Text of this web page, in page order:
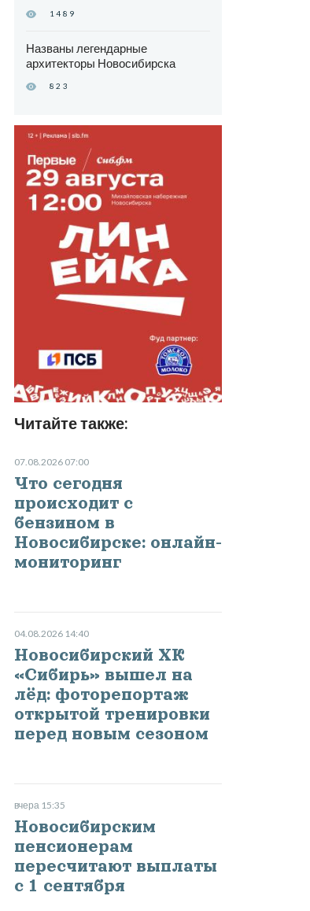
0
1489
Названы легендарные
архитекторы Новосибирска
823
Читайте также:
07.08.2026 07:00
Что сегодня
происходит с
бензином в
Новосибирске: онлайн-
мониторинг
04.08.2026 14:40
Новосибирский ХК
«Сибирь» вышел на
лёд: фоторепортаж
открытой тренировки
перед новым сезоном
вчера 15:35
Новосибирским
пенсионерам
пересчитают выплаты
с 1 сентября